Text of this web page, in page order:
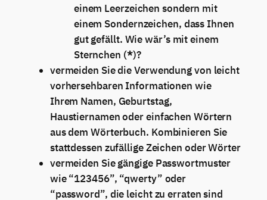
einem Leerzeichen sondern mit
einem Sondernzeichen, dass Ihnen
gut gefällt. Wie wär’s mit einem
Sternchen (*)?
vermeiden Sie die Verwendung von leicht
vorhersehbaren Informationen wie
Ihrem Namen, Geburtstag,
Haustiernamen oder einfachen Wörtern
aus dem Wörterbuch. Kombinieren Sie
stattdessen zufällige Zeichen oder Wörter
vermeiden Sie gängige Passwortmuster
wie “123456”, “qwerty” oder
“password”, die leicht zu erraten sind